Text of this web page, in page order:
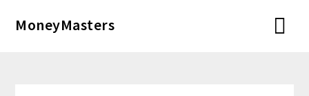
MoneyMasters